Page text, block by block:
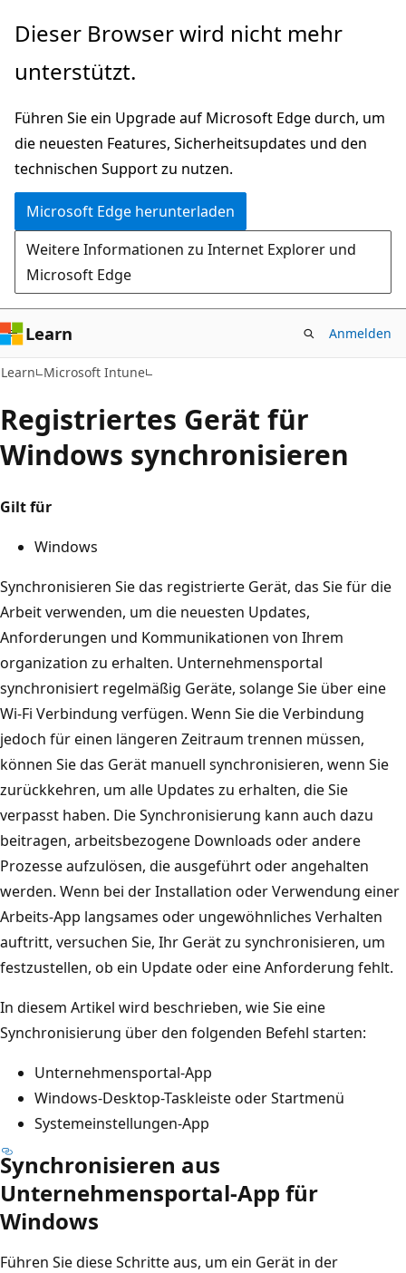
Zu
wechseln
Dieser Browser wird nicht mehr
unterstützt.
Führen Sie ein Upgrade auf Microsoft Edge durch, um
die neuesten Features, Sicherheitsupdates und den
technischen Support zu nutzen.
Microsoft Edge herunterladen
Weitere Informationen zu Internet Explorer und
Microsoft Edge
Learn Anmelden
Learn Microsoft Intune
Registriertes Gerät für
Windows synchronisieren
Gilt für
Windows
Synchronisieren Sie das registrierte Gerät, das Sie für die
Arbeit verwenden, um die neuesten Updates,
Anforderungen und Kommunikationen von Ihrem
organization zu erhalten. Unternehmensportal
synchronisiert regelmäßig Geräte, solange Sie über eine
Wi-Fi Verbindung verfügen. Wenn Sie die Verbindung
jedoch für einen längeren Zeitraum trennen müssen,
können Sie das Gerät manuell synchronisieren, wenn Sie
zurückkehren, um alle Updates zu erhalten, die Sie
verpasst haben. Die Synchronisierung kann auch dazu
beitragen, arbeitsbezogene Downloads oder andere
Prozesse aufzulösen, die ausgeführt oder angehalten
werden. Wenn bei der Installation oder Verwendung einer
Arbeits-App langsames oder ungewöhnliches Verhalten
auftritt, versuchen Sie, Ihr Gerät zu synchronisieren, um
festzustellen, ob ein Update oder eine Anforderung fehlt.
In diesem Artikel wird beschrieben, wie Sie eine
Synchronisierung über den folgenden Befehl starten:
Unternehmensportal-App
Windows-Desktop-Taskleiste oder Startmenü
Systemeinstellungen-App
Synchronisieren aus
Unternehmensportal-App für
Windows
Führen Sie diese Schritte aus, um ein Gerät in der